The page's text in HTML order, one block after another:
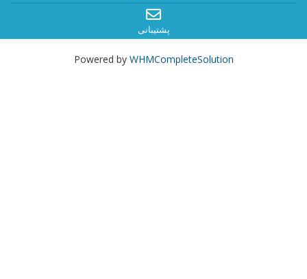
پشتیبانی
Powered by WHMCompleteSolution